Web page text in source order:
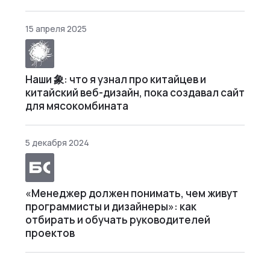
15 апреля 2025
Наши 象: что я узнал про китайцев и
китайский веб-дизайн, пока создавал сайт
для мясокомбината
5 декабря 2024
«Менеджер должен понимать, чем живут
программисты и дизайнеры»: как
отбирать и обучать руководителей
проектов